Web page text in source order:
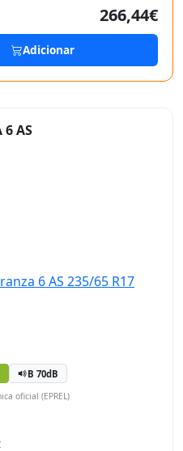
266,44€
Adicionar
6 AS
B 70dB
oficial (EPREL)